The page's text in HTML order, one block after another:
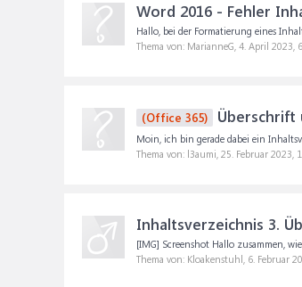
Word 2016 - Fehler
Hallo, bei der Formatierung eines
Thema von: MarianneG, 4. April 2023,
(Office 365) Überschrift
Moin, ich bin gerade dabei ein
Thema von: l3aumi, 25. Februar 2023,
Inhaltsverzeichnis 3.
[IMG] Screenshot Hallo zusammen,
Thema von: Kloakenstuhl, 6. Februar